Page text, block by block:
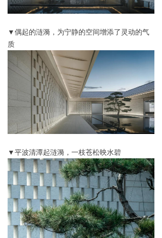
▼偶起的涟漪，为宁静的空间增添了灵动的气
质
▼平波清潭起涟漪，一枝苍松映水碧